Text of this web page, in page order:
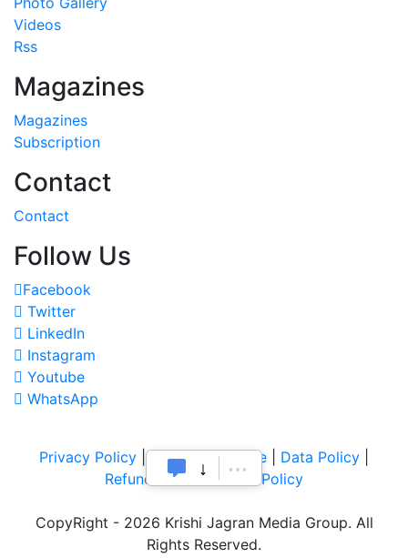
Videos
Rss
Magazines
Magazines
Subscription
Contact
Contact
Follow Us
Facebook
Twitter
LinkedIn
Instagram
Youtube
WhatsApp
Privacy Policy |Terms of Service Data Policy
Refund & Cancellation Policy
CopyRight - 2026 Krishi Jagran Media Group. All
Rights Reserved.